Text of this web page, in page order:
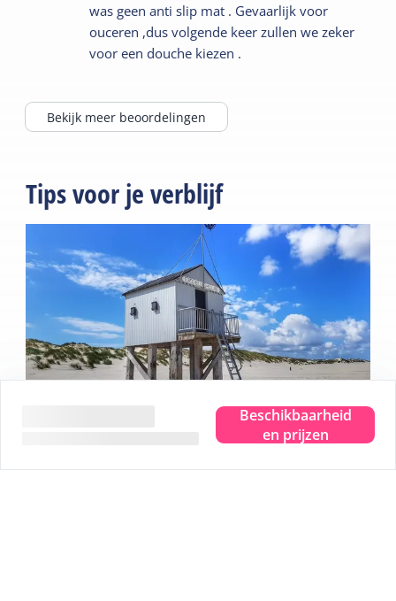
Beschikbaarheid
en prijzen
was geen anti slip mat . Gevaarlijk voor
ouceren ,dus volgende keer zullen we zeker
voor een douche kiezen .
Bekijk meer beoordelingen
Tips voor je verblijf
Waar je ook bent, je proeft, ziet, hoort, ruikt en voelt de